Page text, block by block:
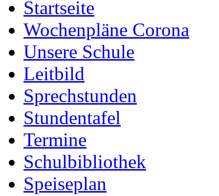
Startseite
Wochenpläne Corona
Unsere Schule
Leitbild
Sprechstunden
Stundentafel
Termine
Schulbibliothek
Speiseplan